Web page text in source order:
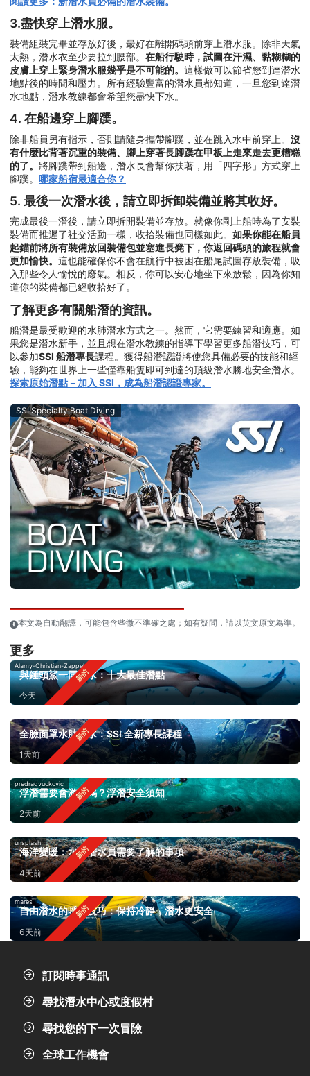
3.盡快穿上潛水服。
裝備組裝完畢並存放好後，最好在離開碼頭前穿上潛水服。除非天氣
太熱，潛水衣至少要拉到腰部。 在船行駛時，試圖在汗濕、黏糊糊的
皮膚上穿上緊身潛水服幾乎是不可能的。 這樣做可以節省您到達潛水
地點後的時間和壓力。所有經驗豐富的潛水員都知道，一旦您到達潛
水地點，潛水教練都會希望您盡快下水。
4. 在船邊穿上腳蹼。
除非船員另有指示，否則請隨身攜帶腳蹼，並在跳入水中前穿上。 沒
有什麼比背著沉重的裝備、腳上穿著長腳蹼在甲板上走來走去更糟糕
的了。 將腳蹼帶到船邊，潛水長會幫你扶著，用「四字形」方式穿上
腳蹼。 哪家船宿最適合你？
5. 最後一次潛水後，請立即拆卸裝備並將其收好。
完成最後一潛後，請立即拆開裝備並存放。就像你剛上船時為了安裝
裝備而推遲了社交活動一樣，收拾裝備也同樣如此。 如果你能在船員
起錨前將所有裝備放回裝備包並塞進長凳下，你返回碼頭的旅程就會
更加愉快。 這也能確保你不會在航行中被困在船尾試圖存放裝備，吸
入那些令人愉悅的廢氣。相反，你可以安心地坐下來放鬆，因為你知
道你的裝備都已經收拾好了。
了解更多有關船潛的資訊。
船潛是最受歡迎的水肺潛水方式之一。然而，它需要練習和適應。如
果您是潛水新手，並且想在潛水教練的指導下學習更多船潛技巧，可
以參加SSI 船潛專長課程。獲得船潛認證將使您具備必要的技能和經
驗，能夠在世界上一些僅靠船隻即可到達的頂級潛水勝地安全潛水。
探索原始潛點－加入 SSI，成為船潛認證專家。
SSI Specialty Boat Diving
本文為自動翻譯，可能包含些微不準確之處；如有疑問，請以英文原文為準。
更多
Alamy-Christian-Zappel
與錘頭鯊一同潛水：十大最佳潛點
今天
全臉面罩水肺潛水：SSI 全新專長課程
1天前
predragvuckovic
浮潛需要會游泳嗎？浮潛安全須知
2天前
unsplash
海洋變暖：水肺潛水員需要了解的事項
4天前
mares
自由潛水的呼吸技巧：保持冷靜，潛水更安全
6天前
訂閱時事通訊
尋找潛水中心或度假村
尋找您的下一次冒險
全球工作機會